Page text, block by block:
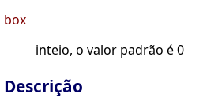
box
inteio, o valor padrão é 0
Descrição